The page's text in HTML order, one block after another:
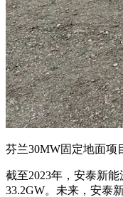
芬兰30MW固定地面项
截至2023年，安泰新
33.2GW。未来，安泰